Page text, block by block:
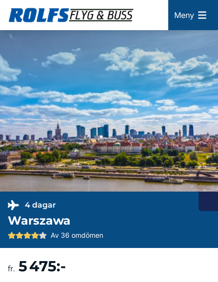
Meny
4 dagar
Warszawa
Av 36 omdömen
fr. 5 475:-